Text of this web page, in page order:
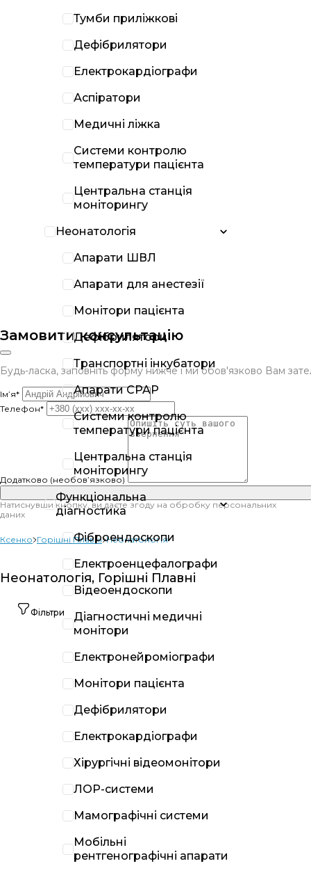
Замовити консультацію
Будь-ласка, заповніть форму нижче і ми обов'язково Вам
Ім’я*
Телефон*
Додатково (необов’язково)
Натиснувши кнопку, ви даєте згоду на обробку персональних
даних
Ксенко Горішні Плавні Неонатологія
Неонатологія, Горішні Плавні
Фільтри
Тумби приліжкові
Дефібрилятори
Електрокардіографи
Аспіратори
Медичні ліжка
Системи контролю
температури пацієнта
Центральна станція
моніторингу
Неонатологія
Апарати ШВЛ
Апарати для анестезії
Монітори пацієнта
Дефібрилятори
Транспортні інкубатори
Апарати CPAP
Системи контролю
температури пацієнта
Центральна станція
моніторингу
Функціональна
діагностика
Фіброендоскопи
Електроенцефалографи
Відеоендоскопи
Діагностичні медичні
монітори
Електронейроміографи
Монітори пацієнта
Дефібрилятори
Електрокардіографи
Хірургічні відеомонітори
ЛОР-системи
Мамографічні системи
Мобільні
рентгенографічні апарати